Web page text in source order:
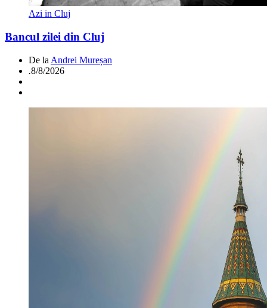
Azi in Cluj
Bancul zilei din Cluj
De la Andrei Mureșan
.8/8/2026